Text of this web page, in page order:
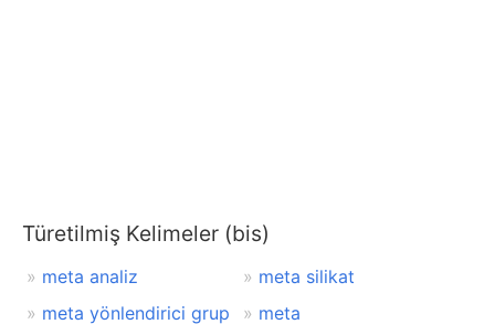
Türetilmiş Kelimeler (bis)
meta analiz
meta silikat
meta yönlendirici grup
meta